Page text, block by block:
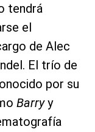
tendrá
el
de Alec
El trío de
por su
Barryy